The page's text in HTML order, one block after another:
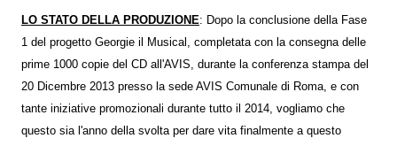
LO STATO DELLA PRODUZIONE: Dopo la conclusione della Fase
1 del progetto Georgie il Musical, completata con la consegna delle
prime 1000 copie del CD all'AVIS, durante la conferenza stampa del
20 Dicembre 2013 presso la sede AVIS Comunale di Roma, e con
tante iniziative promozionali durante tutto il 2014, vogliamo che
questo sia l'anno della svolta per dare vita finalmente a questo